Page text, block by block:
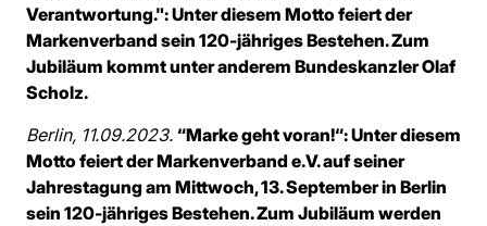
Verantwortung.": Unter diesem Motto feiert der
Markenverband sein 120-jähriges Bestehen. Zum
Jubiläum kommt unter anderem Bundeskanzler Olaf
Scholz.
Berlin, 11.09.2023. “Marke geht voran!“: Unter diesem
Motto feiert der Markenverband e.V. auf seiner
Jahrestagung am Mittwoch, 13. September in Berlin
sein 120-jähriges Bestehen. Zum Jubiläum werden